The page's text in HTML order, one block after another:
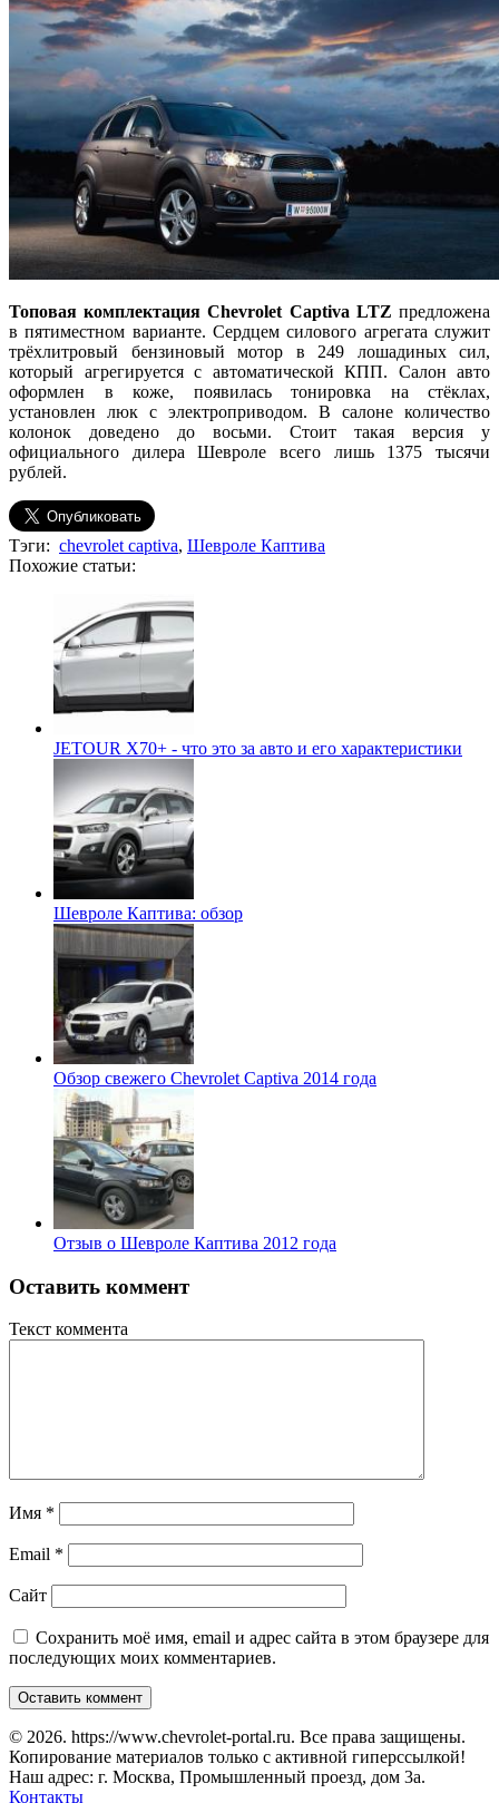
Топовая комплектация Chevrolet Captiva LTZ предложена
в пятиместном варианте. Сердцем силового агрегата служит
трёхлитровый бензиновый мотор в 249 лошадиных сил,
который агрегируется с автоматической КПП. Салон авто
оформлен в коже, появилась тонировка на стёклах,
установлен люк с электроприводом. В салоне количество
колонок доведено до восьми. Стоит такая версия у
официального дилера Шевроле всего лишь 1375 тысячи
рублей.
Тэги: chevrolet captiva, Шевроле Каптива
Похожие статьи:
JETOUR X70+ - что это за авто и его характеристики
Шевроле Каптива: обзор
Обзор свежего Chevrolet Captiva 2014 года
Отзыв о Шевроле Каптива 2012 года
Оставить коммент
Текст коммента
Имя *
Email *
Сайт
Сохранить моё имя, email и адрес сайта в этом браузере для
последующих моих комментариев.
© 2026. https://www.chevrolet-portal.ru. Все права защищены.
Копирование материалов только с активной гиперссылкой!
Наш адрес: г. Москва, Промышленный проезд, дом 3а.
Контакты